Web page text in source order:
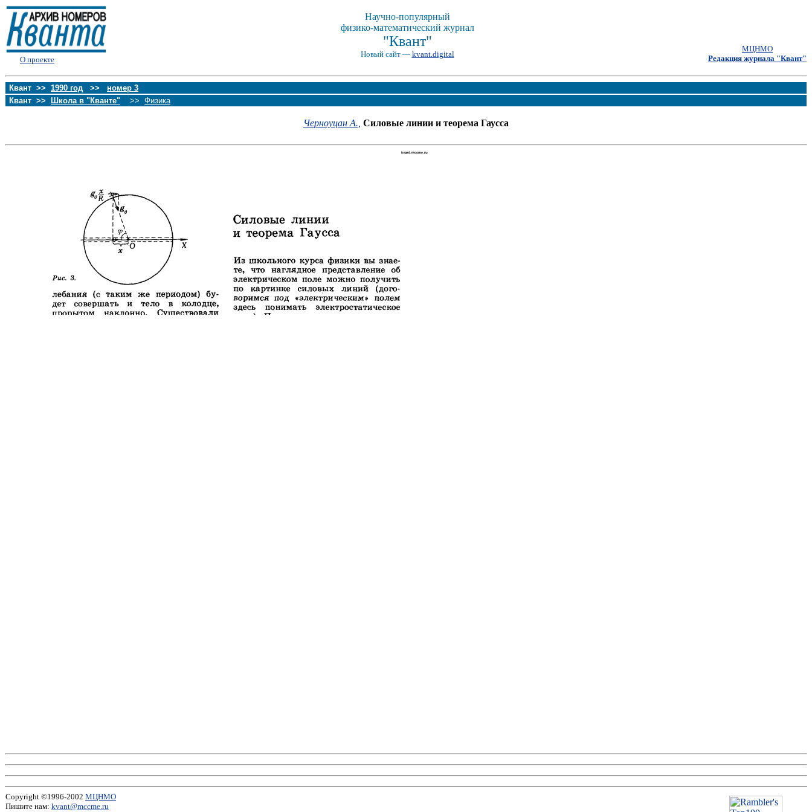
О проекте
Научно-популярный
физико-математический журнал
"Квант"
Новый сайт — kvant.digital
МЦНМО
Редакция журнала "Квант"
Квант >> 1990 год >> номер 3
Квант >>
Школа в "Кванте" >> Физика
Черноуцан А., Силовые линии и теорема Гаусса
Copyright ©1996-2002 МЦНМО
Пишите нам: kvant@mccme.ru